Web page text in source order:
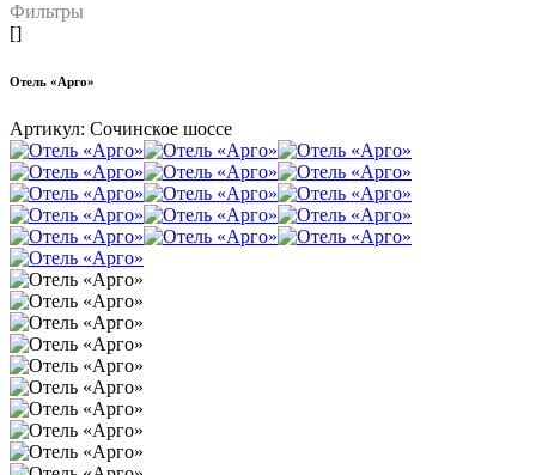
Фильтры
[]
Отель «Арго»
Артикул: Сочинское шоссе